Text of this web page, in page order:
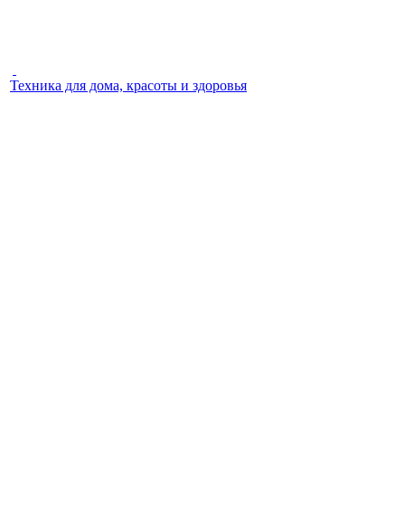
Техника для дома, красоты и здоровья